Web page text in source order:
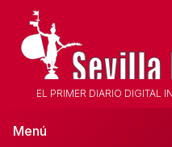
EL PRIMER DIARIO DIGITAL
Menú